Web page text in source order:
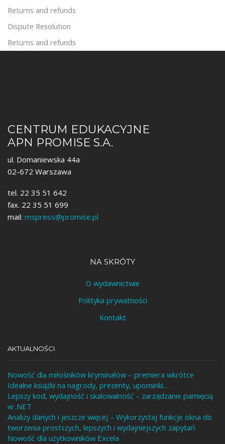
Returns and refunds
Dispute Resolution
Returns and refunds
CENTRUM EDUKACYJNE
APN PROMISE S.A.
ul. Domaniewska 44a
02-672 Warszawa
tel. 22 35 51 642
fax. 22 35 51 699
mail: mspress@promise.pl
NA SKRÓTY
O wydawnictwie
Polityka prywatności
Kontakt
AKTUALNOŚCI
Nowość dla miłośników kryminałów – premiera wkrótce
Idealne książki na nagrody, prezenty, upominki…
Lepszy kod, wydajność i skalowalność – zarządzanie pamięcią
w .NET
Analizy danych i jeszcze więcej – Wykorzystaj funkcje okna do
tworzenia prostszych, lepszych i wydajniejszych zapytań
Nowość dla użytkowników Excela